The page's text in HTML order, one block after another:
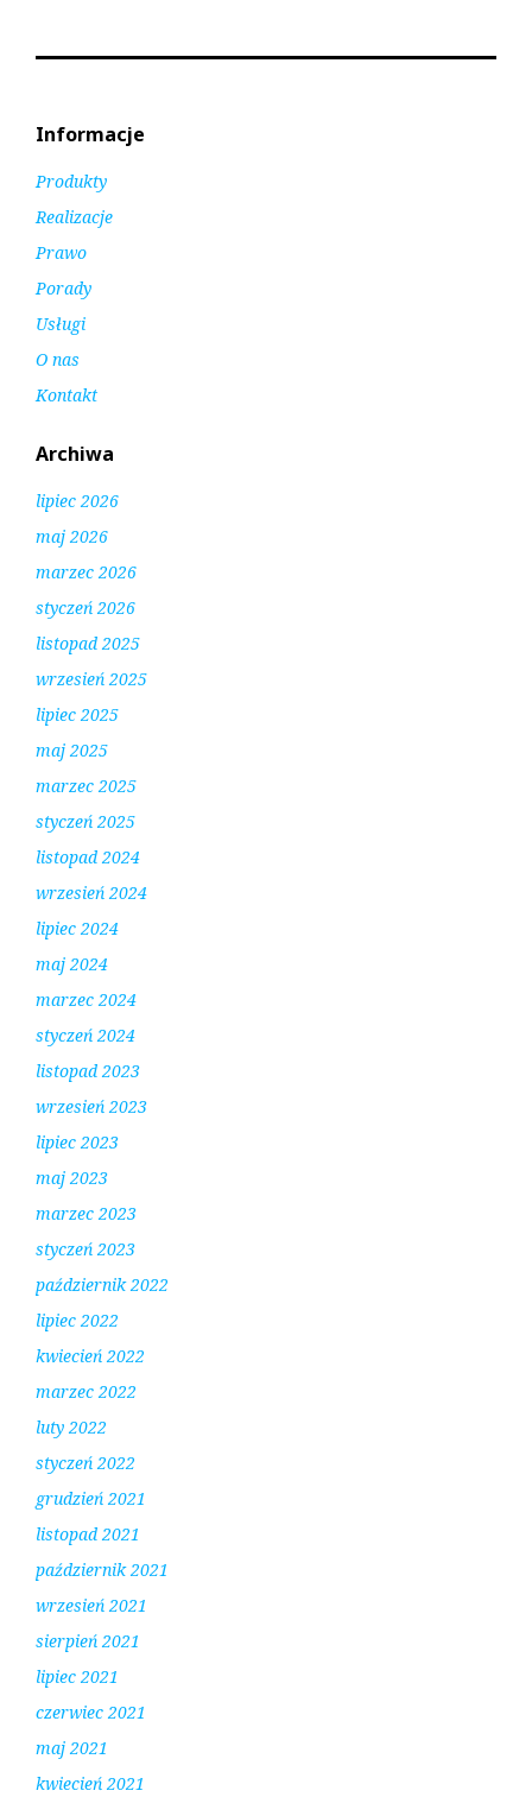
Informacje
Produkty
Realizacje
Prawo
Porady
Usługi
O nas
Kontakt
Archiwa
lipiec 2026
maj 2026
marzec 2026
styczeń 2026
listopad 2025
wrzesień 2025
lipiec 2025
maj 2025
marzec 2025
styczeń 2025
listopad 2024
wrzesień 2024
lipiec 2024
maj 2024
marzec 2024
styczeń 2024
listopad 2023
wrzesień 2023
lipiec 2023
maj 2023
marzec 2023
styczeń 2023
październik 2022
lipiec 2022
kwiecień 2022
marzec 2022
luty 2022
styczeń 2022
grudzień 2021
listopad 2021
październik 2021
wrzesień 2021
sierpień 2021
lipiec 2021
czerwiec 2021
maj 2021
kwiecień 2021